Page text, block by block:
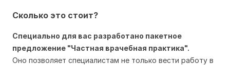
Сколько это стоит?
Специально для вас разработано пакетное
предложение "Частная врачебная практика".
Оно позволяет специалистам не только вести работу в